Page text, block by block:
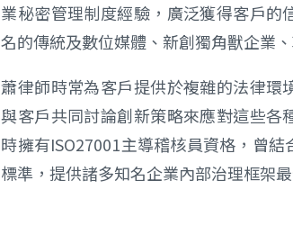
業秘密管理制度經驗，廣泛獲得客戶
名的傳統及數位媒體、新創獨角獸企業
蕭律師時常為客戶提供於複雜的法律
與客戶共同討論創新策略來應對這些
時擁有ISO27001主導稽核員資格，曾
標準，提供諸多知名企業內部治理框架